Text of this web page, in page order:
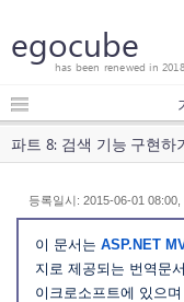
egocube
has been renewed in
파트 8: 검색 기능 구현하
등록일시: 2015-06-01
이 문서는 ASP.NET
지로 제공되는 번역문
이크로소프트에 있으